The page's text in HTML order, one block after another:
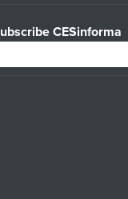
CESinforma